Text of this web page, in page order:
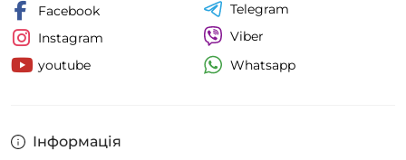
Інформація
Facebook
Instagram
youtube
Telegram
Viber
Whatsapp